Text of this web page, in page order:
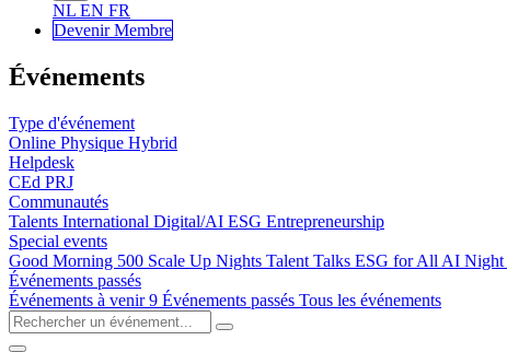
NL EN FR
Devenir Membre
Événements
Type d'événement
Online Physique Hybrid
Helpdesk
CEd PRJ
Communautés
Talents International Digital/AI ESG Entrepreneurship
Special events
Good Morning 500 Scale Up Nights Talent Talks ESG for All AI Night
Événements passés
Événements à venir9 Événements passés Tous les événements